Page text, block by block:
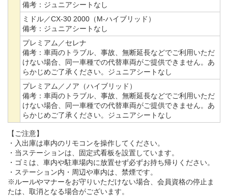
備考： ジュニアシートなし
ミドル／CX-30 2000（M-ハイブリッド）
備考： ジュニアシートなし
プレミアム／セレナ
備考： 車両のトラブル、事故、無断延長などでご利用いただ
けない場合、同一車種での代替車両がご提供できません。あ
らかじめご了承ください。ジュニアシートなし
プレミアム／ノア（ハイブリッド）
備考： 車両のトラブル、事故、無断延長などでご利用いただ
けない場合、同一車種での代替車両がご提供できません。あ
らかじめご了承ください。ジュニアシートなし
【ご注意】
・入出庫は車内のリモコンを操作してください。
・当ステーションは、固定式看板を設置しています。
・ゴミは、車内や駐車場内に放置せず必ずお持ち帰りください。
・ステーション内・周辺や車内は、禁煙です。
※ルールやマナーをお守りいただけない場合、会員資格の停止ま
たは、取消となる場合がございます。